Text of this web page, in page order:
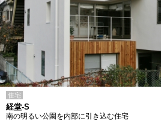
住宅
経堂-S
南の明るい公園を内部に引き込む住宅